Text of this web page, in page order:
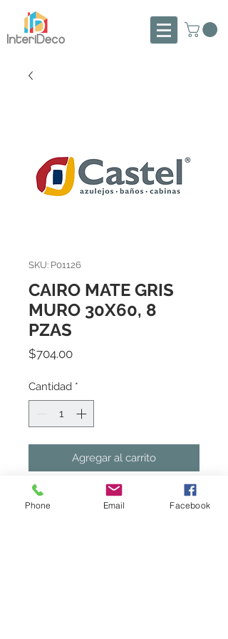
SKU: P01126
CAIRO MATE GRIS
MURO 30X60, 8
PZAS
$704.00Precio
Cantidad *
Agregar al carrito
CAIRO MATE GRIS 30X60, 1.44 m2
X CAJA 8 PZAS X CAJA
Phone Email Facebook